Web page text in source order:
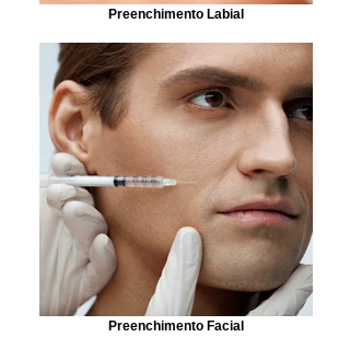
Preenchimento Labial
Preenchimento Facial